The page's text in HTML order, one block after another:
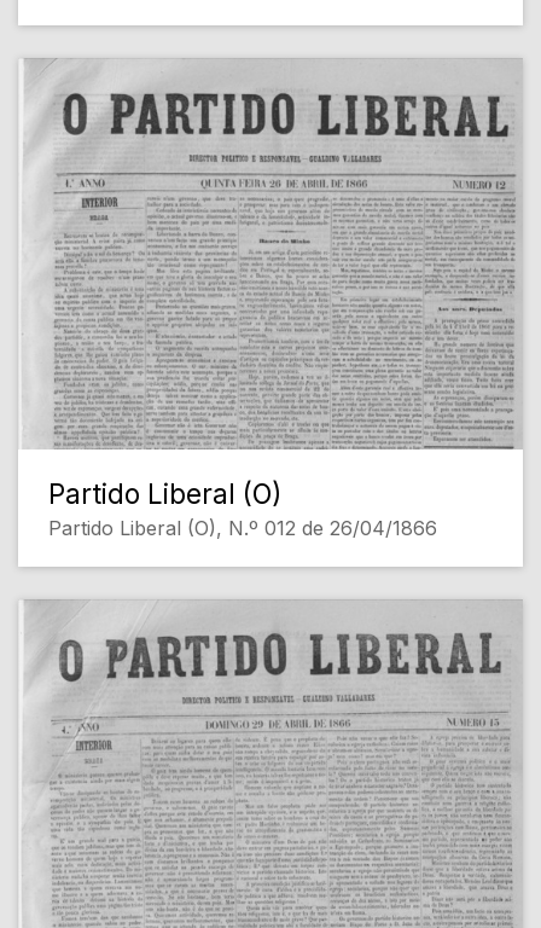
Partido Liberal (O)
Partido Liberal (O), N.º 012 de 26/04/1866